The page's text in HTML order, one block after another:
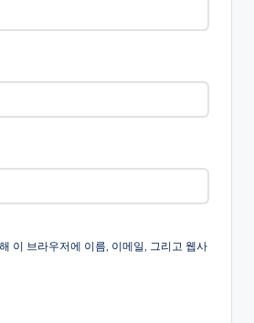
이 브라우저에 이름, 이메일, 그리고 웹사